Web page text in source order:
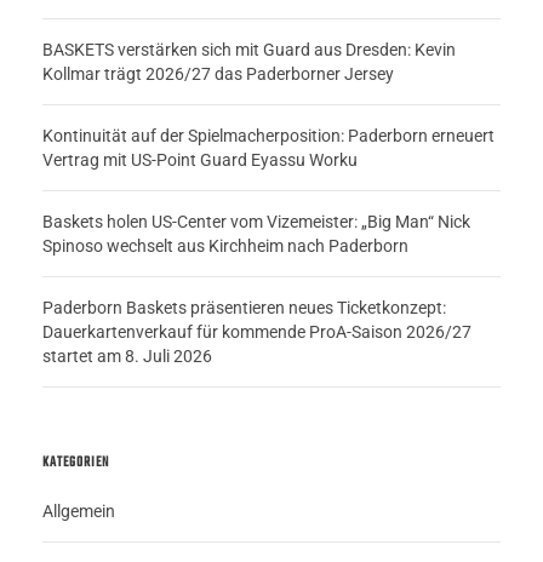
BASKETS verstärken sich mit Guard aus Dresden: Kevin
Kollmar trägt 2026/27 das Paderborner Jersey
Kontinuität auf der Spielmacherposition: Paderborn erneuert
Vertrag mit US-Point Guard Eyassu Worku
Baskets holen US-Center vom Vizemeister: „Big Man“ Nick
Spinoso wechselt aus Kirchheim nach Paderborn
Paderborn Baskets präsentieren neues Ticketkonzept:
Dauerkartenverkauf für kommende ProA-Saison 2026/27
startet am 8. Juli 2026
KATEGORIEN
Allgemein